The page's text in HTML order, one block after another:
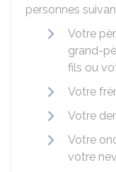
personnes
Votre
grand-
fils ou
Votre
Votre
Votre
votre